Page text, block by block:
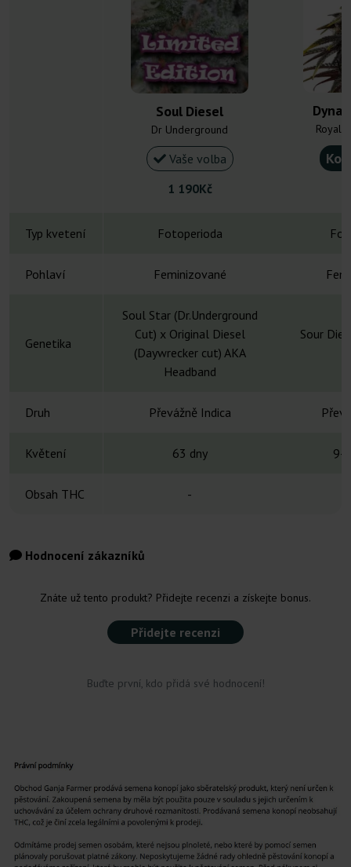
Soul Diesel
Dr Underground
Vaše volba
1 190Kč
Royal
Typ kvetení Fotoperioda
Pohlaví Feminizované
Genetika
Soul Star (Dr.Underground
Cut) x Original Diesel
(Daywrecker cut) AKA
Headband
Sour
Druh Převážně Indica
Květení 63 dny 9-
Obsah THC -
Hodnocení zákazníků
Znáte už tento produkt? Přidejte recenzi a získejte bonus.
Přidejte recenzi
Buďte první, kdo přidá své hodnocení!